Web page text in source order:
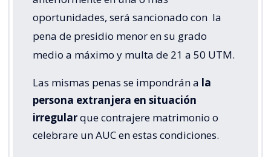
oportunidades, será sancionado con la
pena de presidio menor en su grado
medio a máximo y multa de 21 a 50 UTM.
Las mismas penas se impondrán a la
persona extranjera en situación
irregularque contrajere matrimonio o
celebrare un AUC en estas condiciones.